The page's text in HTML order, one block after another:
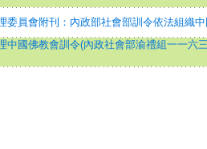
委員會附刊：內政部社會部訓令依法組織
中國佛教會訓令(內政社會部渝禮組一一六